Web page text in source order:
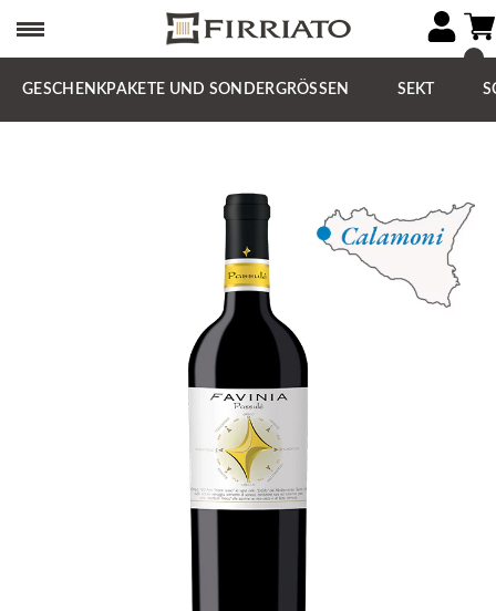
GESCHENKPAKETE UND SONDERGRÖSSEN SEKT